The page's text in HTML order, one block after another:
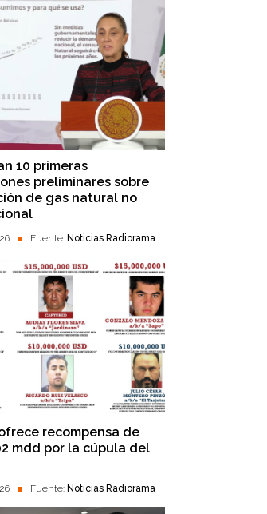
10 primeras
preliminares sobre
de gas natural no
Fuente: Noticias Radiorama
recompensa de
mdd por la cúpula del
Fuente: Noticias Radiorama